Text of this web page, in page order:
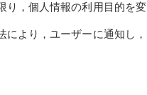
り，個人情報の利用目的を変
より，ユーザーに通知し，